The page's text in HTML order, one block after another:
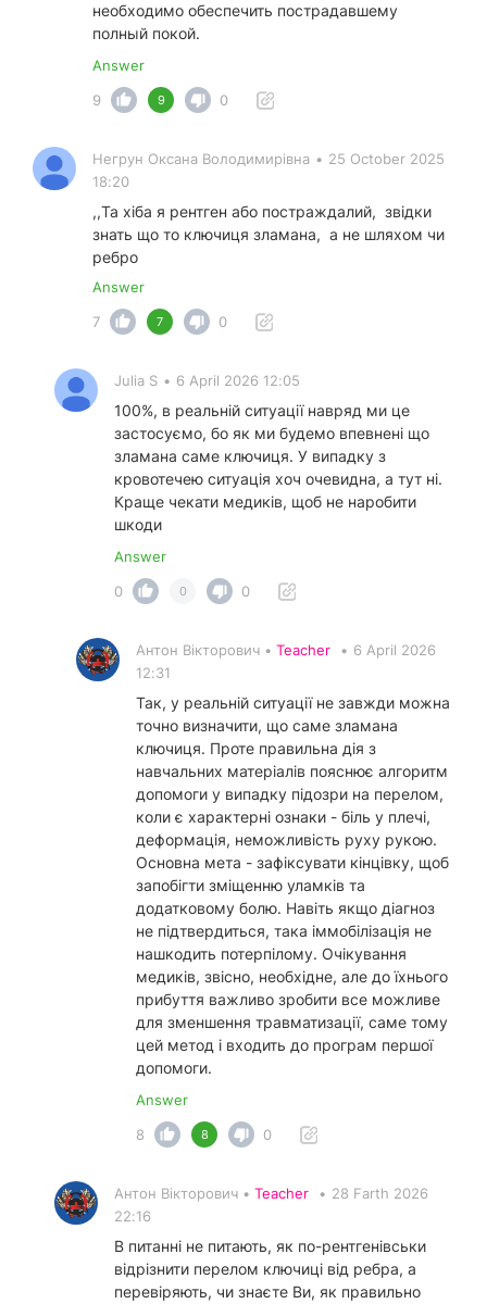
необходимо обеспечить пострадавшему
полный покой.
Answer
9
9 0
Негрун Оксана Володимирівна • 25 October 2025
18:20
,,Та хіба я рентген або постраждалий, звідки
знать що то ключиця зламана, а не шляхом чи
ребро
Answer
7
7 0
Julia S • 6 April 2026 12:05
100%, в реальній ситуації навряд ми це
застосуємо, бо як ми будемо впевнені що
зламана саме ключиця. У випадку з
кровотечею ситуація хоч очевидна, а тут ні.
Краще чекати медиків, щоб не наробити
шкоди
Answer
0
0 0
Антон Вікторович • Teacher • 6 April 2026
12:31
Так, у реальній ситуації не завжди можна
точно визначити, що саме зламана
ключиця. Проте правильна дія з
навчальних матеріалів пояснює алгоритм
допомоги у випадку підозри на перелом,
коли є характерні ознаки - біль у плечі,
деформація, неможливість руху рукою.
Основна мета - зафіксувати кінцівку, щоб
запобігти зміщенню уламків та
додатковому болю. Навіть якщо діагноз
не підтвердиться, така іммобілізація не
нашкодить потерпілому. Очікування
медиків, звісно, необхідне, але до їхнього
прибуття важливо зробити все можливе
для зменшення травматизації, саме тому
цей метод і входить до програм першої
допомоги.
Answer
8
8 0
Антон Вікторович • Teacher • 28 Farth 2026
22:16
В питанні не питають, як по-рентгенівськи
відрізнити перелом ключиці від ребра, а
перевіряють, чи знаєте Ви, як правильно